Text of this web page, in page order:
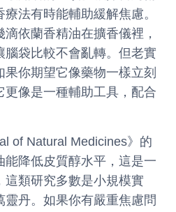
法有時能輔助緩解焦慮。
依蘭香精油在擴香儀裡，
腦袋比較不會亂轉。但老實
你期望它像藥物一樣立刻
更像是一種輔助工具，配合
of Natural Medicines》的
能降低皮質醇水平，這是一
這類研究多數是小規模實
丹。如果你有嚴重焦慮問